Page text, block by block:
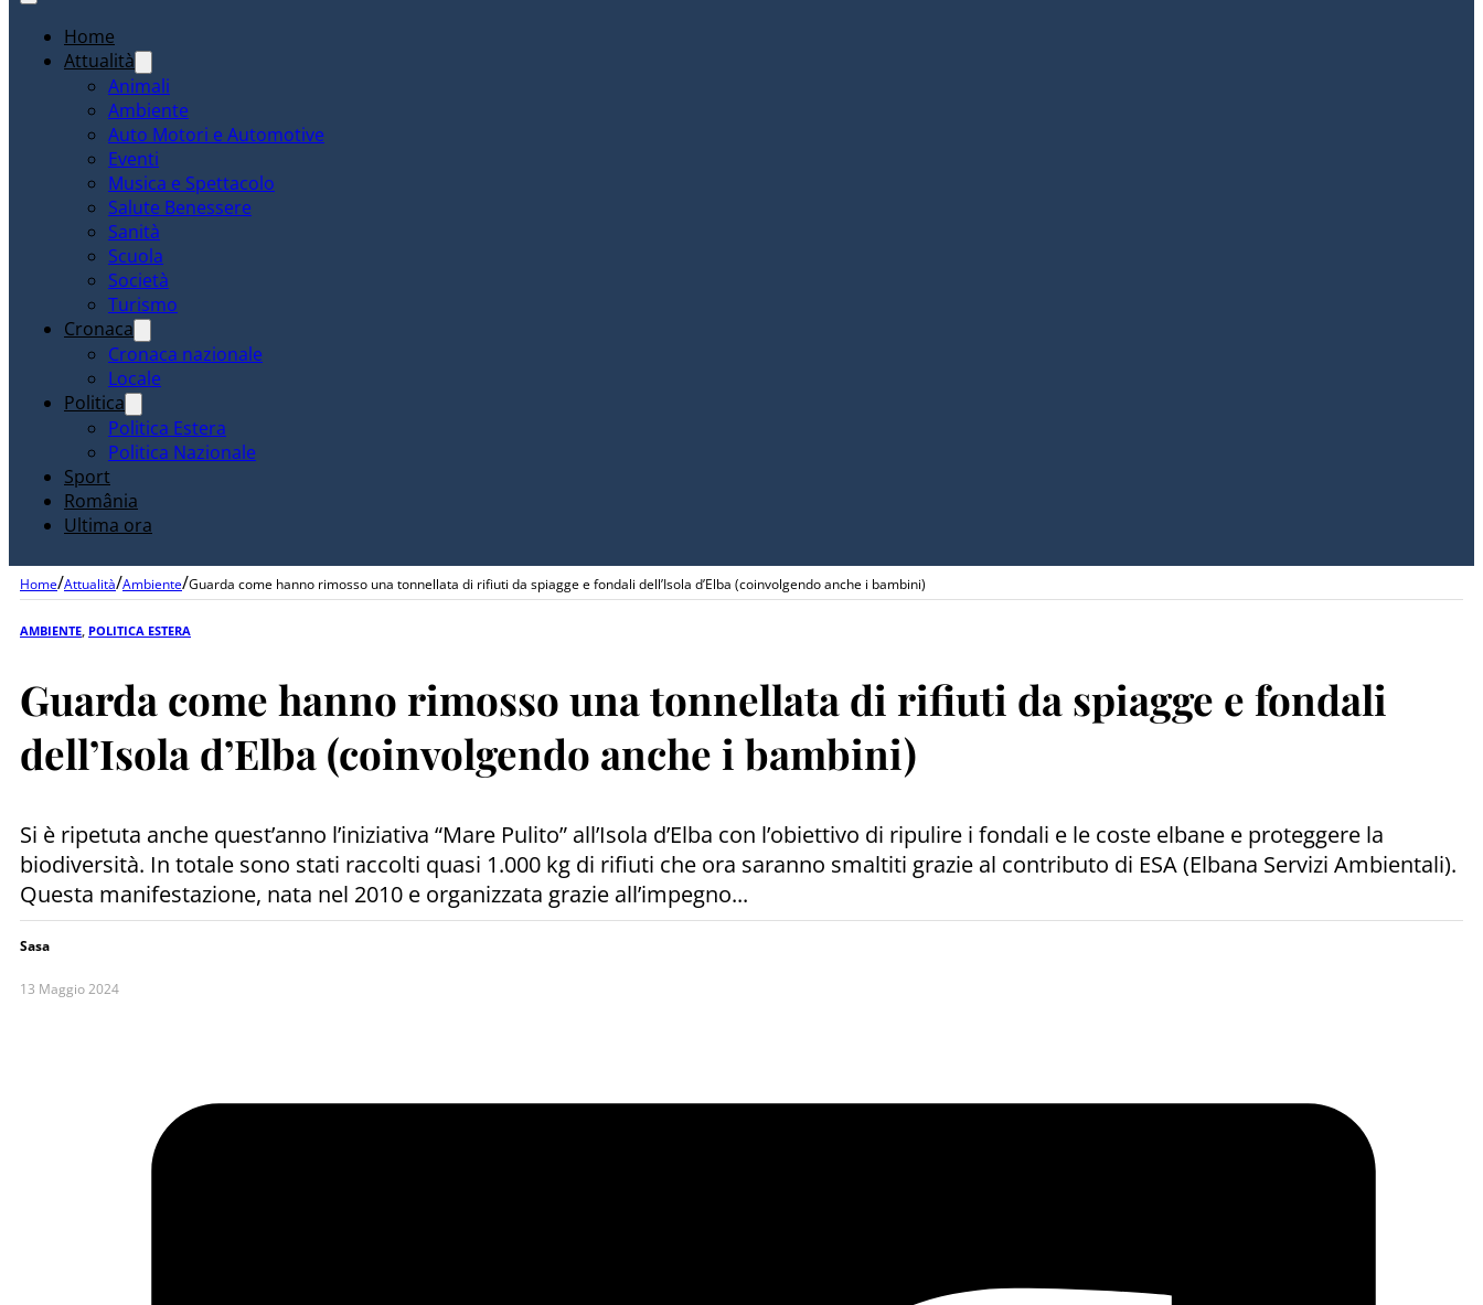
Home
Attualità
Animali
Ambiente
Auto Motori e Automotive
Eventi
Musica e Spettacolo
Salute Benessere
Sanità
Scuola
Società
Turismo
Cronaca
Cronaca nazionale
Locale
Politica
Politica Estera
Politica Nazionale
Sport
România
Ultima ora
Home/Attualità/Ambiente/Guarda come hanno rimosso una tonnellata di rifiuti da spiagge e fondali dell’Isola d’Elba (coinvolgendo anche i bambini)
AMBIENTE POLITICA ESTERA
Guarda come hanno rimosso una tonnellata di rifiuti da spiagge e fondali
dell’Isola d’Elba (coinvolgendo anche i bambini)
Si è ripetuta anche quest’anno l’iniziativa “Mare Pulito” all’Isola d’Elba con l’obiettivo di ripulire i fondali e le coste elbane e proteggere la
biodiversità. In totale sono stati raccolti quasi 1.000 kg di rifiuti che ora saranno smaltiti grazie al contributo di ESA (Elbana Servizi Ambientali).
Questa manifestazione, nata nel 2010 e organizzata grazie all’impegno...
Sasa
13 Maggio 2024